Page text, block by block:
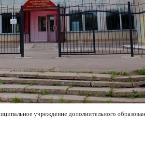
учреждение дополнительного